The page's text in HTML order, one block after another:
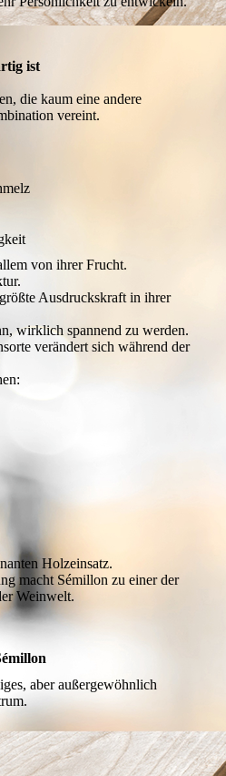
ist
die kaum eine andere
vereint.
von ihrer Frucht.
Ausdruckskraft in ihrer
wirklich spannend zu werden.
verändert sich während der
Holzeinsatz.
macht Sémillon zu einer der
Weinwelt.
aber außergewöhnlich